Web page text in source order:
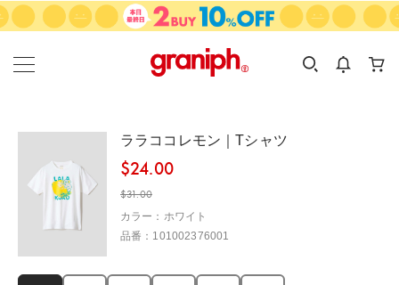
カテゴリーから探す
KIDS
カテゴリ
サイズ
ララココレモン｜Tシャツ
$‌24.00
$‌31.00
カラー：ホワイト
品番：101002376001